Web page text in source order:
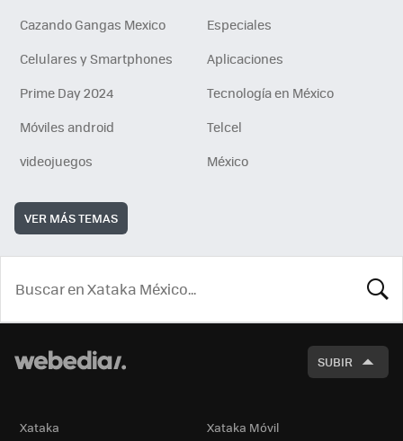
Cazando Gangas Mexico
Especiales
Celulares y Smartphones
Aplicaciones
Prime Day 2024
Tecnología en México
Móviles android
Telcel
videojuegos
México
VER MÁS TEMAS
SUBIR
Xataka Xataka Móvil